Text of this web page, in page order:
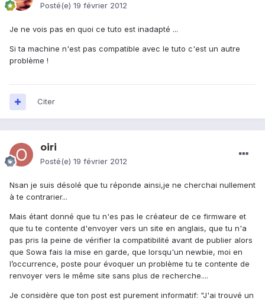
Posté(e) 19 février 2012
Je ne vois pas en quoi ce tuto est inadapté ...
Si ta machine n'est pas compatible avec le tuto c'est un autre
problème !
Citer
oiri
Posté(e) 19 février 2012
Nsan je suis désolé que tu réponde ainsi,je ne cherchai nullement
à te contrarier...
Mais étant donné que tu n'es pas le créateur de ce firmware et
que tu te contente d'envoyer vers un site en anglais, que tu n'a
pas pris la peine de vérifier la compatibilité avant de publier alors
que Sowa fais la mise en garde, que lorsqu'un newbie, moi en
l’occurrence, poste pour évoquer un problème tu te contente de
renvoyer vers le même site sans plus de recherche....
Je considère que ton post est purement informatif: "J'ai trouvé un